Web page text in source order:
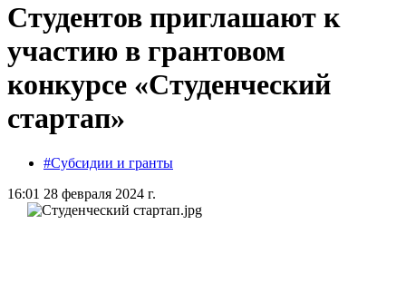
Студентов приглашают к
участию в грантовом
конкурсе «Студенческий
стартап»
#Субсидии и гранты
16:01 28 февраля 2024 г.